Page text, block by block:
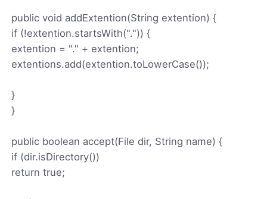
public void addExtention(String extention) {
if (!extention.startsWith(".")) {
extention = "." + extention;
extentions.add(extention.toLowerCase());
}
}
public boolean accept(File dir, String name) {
if (dir.isDirectory())
return true;